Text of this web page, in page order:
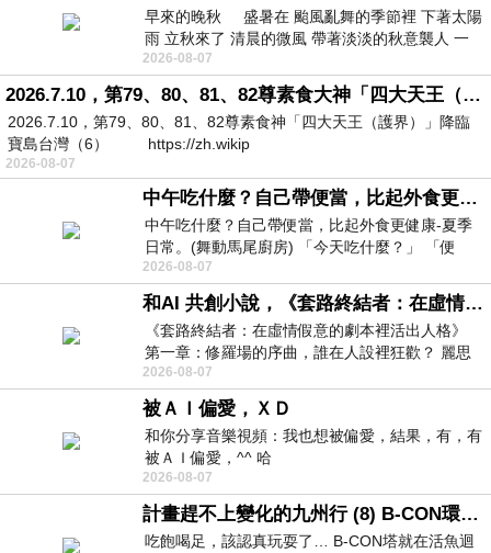
早來的晚秋 盛暑在 颱風亂舞的季節裡 下著太陽
雨 立秋來了 清晨的微風 帶著淡淡的秋意襲人 一
下子 又被赤
2026-08-07
2026.7.10，第79、80、81、82尊素食大神「四大天王（護界）」降臨寶島台灣（6）
2026.7.10，第79、80、81、82尊素食神「四大天王（護界）」降臨
寶島台灣（6） https://zh.wikip
2026-08-07
中午吃什麼？自己帶便當，比起外食更健康-夏季日常。(舞動馬尾廚房)
中午吃什麼？自己帶便當，比起外食更健康-夏季
日常。(舞動馬尾廚房) 「今天吃什麼？」 「便
當？麵？還是炒飯？」 每天都在選擇
2026-08-07
和AI 共創小說，《套路終結者：在虛情假意的劇本裡活出人格》
《套路終結者：在虛情假意的劇本裡活出人格》
第一章：修羅場的序曲，誰在人設裡狂歡？ 麗思
卡爾頓酒店的總統套房內，燈光昏
2026-08-07
被ＡＩ偏愛，ＸＤ
和你分享音樂視頻：我也想被偏愛，結果，有，有
被ＡＩ偏愛，^^ 哈
2026-08-07
計畫趕不上變化的九州行 (8) B-CON環球塔
吃飽喝足，該認真玩耍了… B-CON塔就在活魚迴